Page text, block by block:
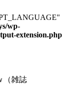
wp-
extension.php
（雑誌